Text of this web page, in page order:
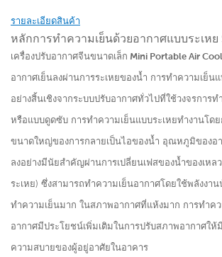
รายละเอียดสินค้า
หลักการทำความเย็นด้วยอากาศแบบระเหย
เครื่องปรับอากาศจีนขนาดเล็ก Mini Portable Air
อากาศเย็นลงผ่านการระเหยของน้ำ การทำความเย็น
อย่างสิ้นเชิงจากระบบปรับอากาศทั่วไปที่ใช้วงจรการ
หรือแบบดูดซับ การทำความเย็นแบบระเหยทำงานโดย
ขนาดใหญ่ของการกลายเป็นไอของน้ำ อุณหภูมิของอ
ลงอย่างมีนัยสำคัญผ่านการเปลี่ยนเฟสของน้ำของเหล
ระเหย) ซึ่งสามารถทำความเย็นอากาศโดยใช้พลังงาน
ทำความเย็นมาก ในสภาพอากาศที่แห้งมาก การทำคว
อากาศมีประโยชน์เพิ่มเติมในการปรับสภาพอากาศใ
ความสบายของผู้อยู่อาศัยในอาคาร